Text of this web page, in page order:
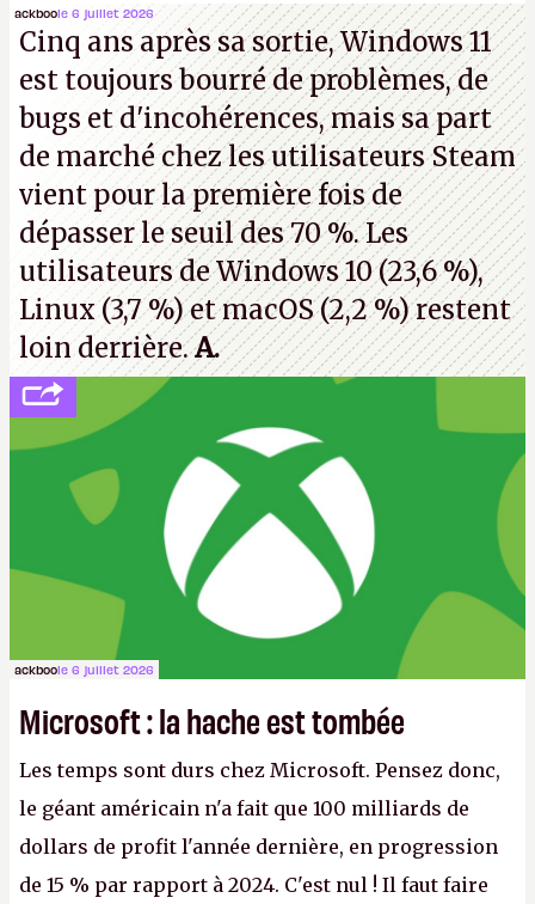
Microsoft, mais le syndicat des employés confirme
de nombreux licenciements.A.
ackboole 6 juillet 2026
Cinq ans après sa sortie, Windows 11
est toujours bourré de problèmes, de
bugs et d'incohérences, mais sa part
de marché chez les utilisateurs Steam
vient pour la première fois de
dépasser le seuil des 70 %. Les
utilisateurs de Windows 10 (23,6 %),
Linux (3,7 %) et macOS (2,2 %) restent
loin derrière.A.
ackboole 6 juillet 2026
Microsoft : la hache est tombée
Les temps sont durs chez Microsoft. Pensez donc,
le géant américain n'a fait que 100 milliards de
dollars de profit l'année dernière, en progression
de 15 % par rapport à 2024. C'est nul ! Il faut faire